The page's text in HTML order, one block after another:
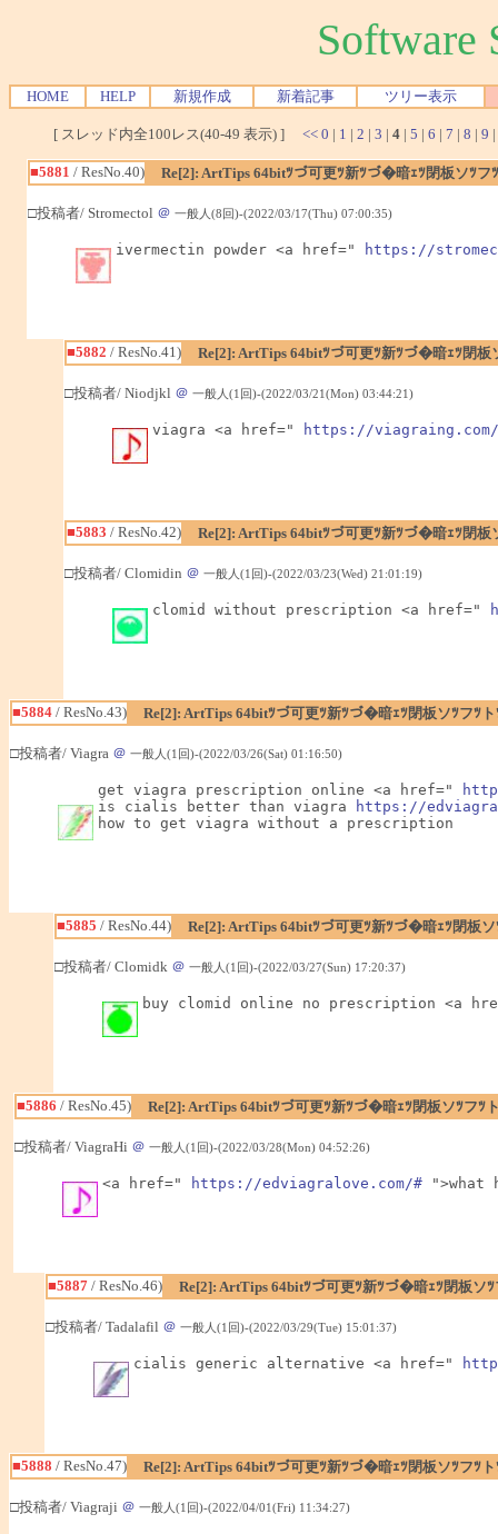
Software
HOME HELP 新規作成 新着記事 ツリー表示
[ スレッド内全100レス(40-49 表示) ] << 0 | 1 | 2 | 3 | 4 | 5 | 6 | 7 | 8 | 9 |
■5881 / ResNo.40) Re[2]: ArtTips 64bitﾂづ可更ﾂ新ﾂづ�暗ｪﾂ閉板ソﾂ
□投稿者/ Stromectol ＠ 一般人(8回)-(2022/03/17(Thu) 07:00:35)
ivermectin powder <a href=" https://
■5882 / ResNo.41) Re[2]: ArtTips 64bitﾂづ可更ﾂ新ﾂづ�暗ｪﾂ閉
□投稿者/ Niodjkl ＠ 一般人(1回)-(2022/03/21(Mon) 03:44:21)
viagra <a href=" https://
■5883 / ResNo.42) Re[2]: ArtTips 64bitﾂづ可更ﾂ新ﾂづ�暗ｪﾂ閉
□投稿者/ Clomidin ＠ 一般人(1回)-(2022/03/23(Wed) 21:01:19)
clomid without prescription <a href="
■5884 / ResNo.43) Re[2]: ArtTips 64bitﾂづ可更ﾂ新ﾂづ�暗ｪﾂ閉板ソﾂフﾂ
□投稿者/ Viagra ＠ 一般人(1回)-(2022/03/26(Sat) 01:16:50)
get viagra prescription online <a href="
is cialis better than viagra
https://
how to get viagra without a prescription
■5885 / ResNo.44) Re[2]: ArtTips 64bitﾂづ可更ﾂ新ﾂづ�暗ｪﾂ閉板
□投稿者/ Clomidk ＠ 一般人(1回)-(2022/03/27(Sun) 17:20:37)
buy clomid online no prescription <a
■5886 / ResNo.45) Re[2]: ArtTips 64bitﾂづ可更ﾂ新ﾂづ�暗ｪﾂ閉板ソﾂフﾂ
□投稿者/ ViagraHi ＠ 一般人(1回)-(2022/03/28(Mon) 04:52:26)
<a href=" https://edviagralove.com/# ">what
■5887 / ResNo.46) Re[2]: ArtTips 64bitﾂづ可更ﾂ新ﾂづ�暗ｪﾂ閉板ソ
□投稿者/ Tadalafil ＠ 一般人(1回)-(2022/03/29(Tue) 15:01:37)
cialis generic alternative <a href="
■5888 / ResNo.47) Re[2]: ArtTips 64bitﾂづ可更ﾂ新ﾂづ�暗ｪﾂ閉板ソﾂフﾂ
□投稿者/ Viagraji ＠ 一般人(1回)-(2022/04/01(Fri) 11:34:27)